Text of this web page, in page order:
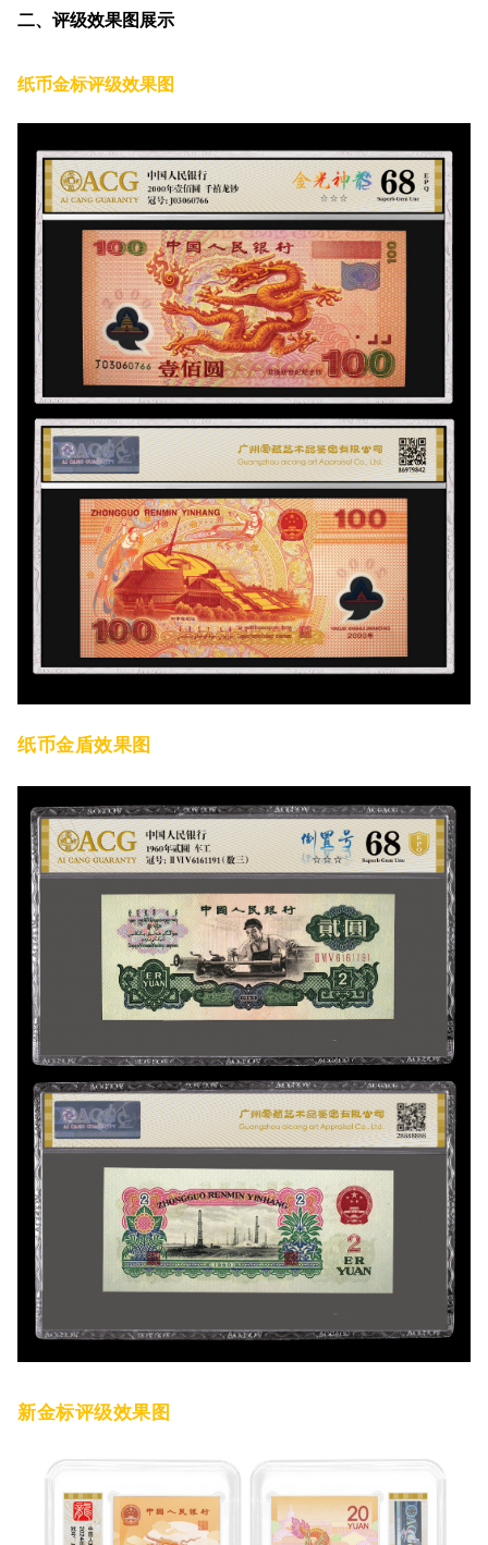
二、评级效果图展示
纸币金标评级效果图
纸币金盾效果图
新金标评级效果图